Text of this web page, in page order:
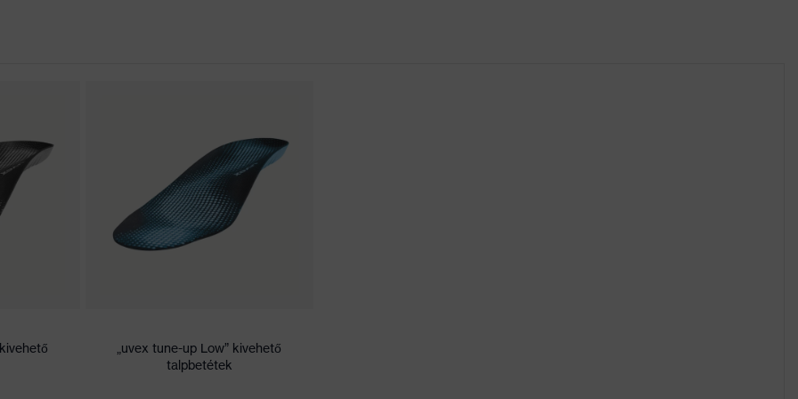
betét
talpbetét
gumi (PU/GU)
„uvex tune-up Low” kivehető
talpbetétek